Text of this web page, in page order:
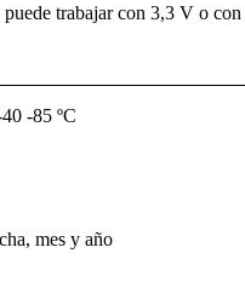
trabajar con 3,3 V o
-85 ºC
mes y año